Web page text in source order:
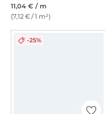
11,04 € / m
(7,12 € / 1 m²)
-25%